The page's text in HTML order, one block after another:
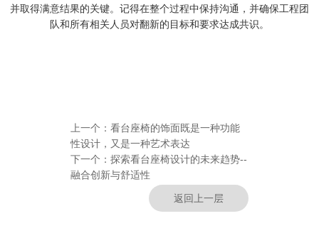
并取得满意结果的关键。记得在整个过程中保持沟通，并确保工程团
队和所有相关人员对翻新的目标和要求达成共识。
上一个： 看台座椅的饰面既是一种功能
性设计，又是一种艺术表达
下一个： 探索看台座椅设计的未来趋势--
融合创新与舒适性
返回上一层